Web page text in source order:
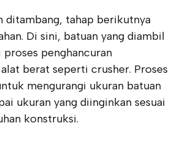
ditambang, tahap berikutnya
Di sini, batuan yang diambil
penghancuran
berat seperti crusher. Proses
mengurangi ukuran batuan
ukuran yang diinginkan sesuai
konstruksi.